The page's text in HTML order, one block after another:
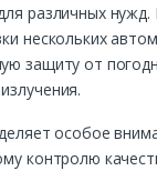
различных нужд.
нескольких
защиту от
особое
контролю